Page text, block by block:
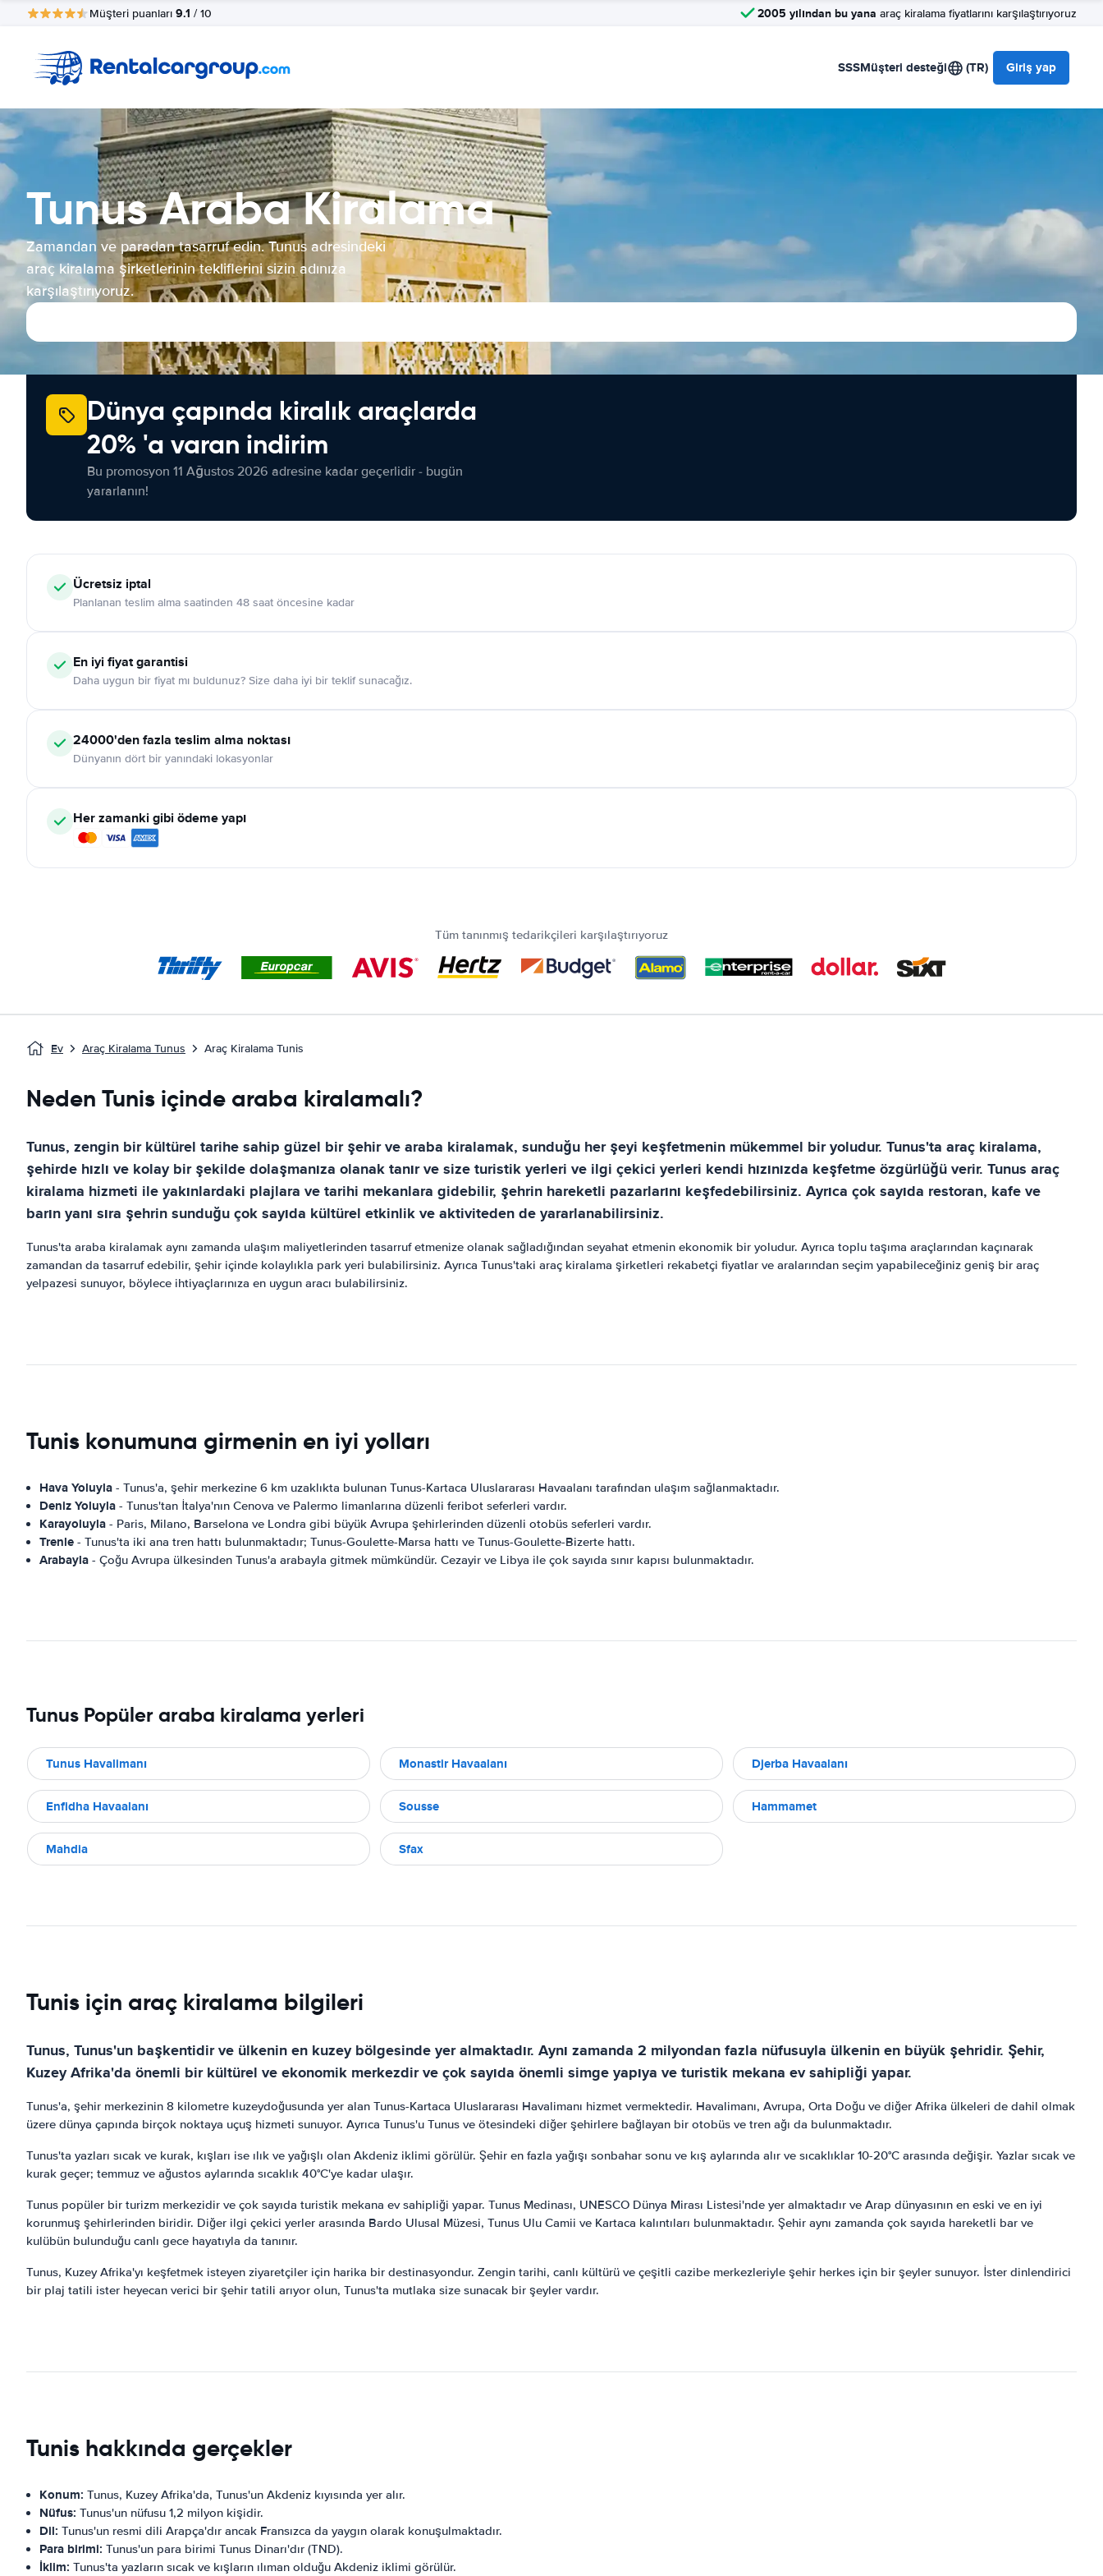
Müşteri puanları 9.1 / 10 2005 yılından bu yana araç kiralama fiyatlarını karşılaştırıyoruz
SSSMüşteri desteği (TR) Giriş yap
Tunus Araba Kiralama
Zamandan ve paradan tasarruf edin. Tunus adresindeki
araç kiralama şirketlerinin tekliflerini sizin adınıza
karşılaştırıyoruz.
Dünya çapında kiralık araçlarda
20% 'a varan indirim
Bu promosyon 11 Ağustos 2026 adresine kadar geçerlidir - bugün
yararlanın!
Ücretsiz iptal
Planlanan teslim alma saatinden 48 saat öncesine kadar
En iyi fiyat garantisi
Daha uygun bir fiyat mı buldunuz? Size daha iyi bir teklif sunacağız.
24000'den fazla teslim alma noktası
Dünyanın dört bir yanındaki lokasyonlar
Her zamanki gibi ödeme yapı
Tüm tanınmış tedarikçileri karşılaştırıyoruz
Ev Araç Kiralama Tunus Araç Kiralama Tunis
Neden Tunis içinde araba kiralamalı?
Tunus, zengin bir kültürel tarihe sahip güzel bir şehir ve araba kiralamak, sunduğu her şeyi keşfetmenin mükemmel bir yoludur. Tunus'ta araç kiralama,
şehirde hızlı ve kolay bir şekilde dolaşmanıza olanak tanır ve size turistik yerleri ve ilgi çekici yerleri kendi hızınızda keşfetme özgürlüğü verir. Tunus araç
kiralama hizmeti ile yakınlardaki plajlara ve tarihi mekanlara gidebilir, şehrin hareketli pazarlarını keşfedebilirsiniz. Ayrıca çok sayıda restoran, kafe ve
barın yanı sıra şehrin sunduğu çok sayıda kültürel etkinlik ve aktiviteden de yararlanabilirsiniz.
Tunus'ta araba kiralamak aynı zamanda ulaşım maliyetlerinden tasarruf etmenize olanak sağladığından seyahat etmenin ekonomik bir yoludur. Ayrıca toplu taşıma araçlarından kaçınarak
zamandan da tasarruf edebilir, şehir içinde kolaylıkla park yeri bulabilirsiniz. Ayrıca Tunus'taki araç kiralama şirketleri rekabetçi fiyatlar ve aralarından seçim yapabileceğiniz geniş bir araç
yelpazesi sunuyor, böylece ihtiyaçlarınıza en uygun aracı bulabilirsiniz.
Tunis konumuna girmenin en iyi yolları
Hava Yoluyla - Tunus'a, şehir merkezine 6 km uzaklıkta bulunan Tunus-Kartaca Uluslararası Havaalanı tarafından ulaşım sağlanmaktadır.
Deniz Yoluyla - Tunus'tan İtalya'nın Cenova ve Palermo limanlarına düzenli feribot seferleri vardır.
Karayoluyla - Paris, Milano, Barselona ve Londra gibi büyük Avrupa şehirlerinden düzenli otobüs seferleri vardır.
Trenle - Tunus'ta iki ana tren hattı bulunmaktadır; Tunus-Goulette-Marsa hattı ve Tunus-Goulette-Bizerte hattı.
Arabayla - Çoğu Avrupa ülkesinden Tunus'a arabayla gitmek mümkündür. Cezayir ve Libya ile çok sayıda sınır kapısı bulunmaktadır.
Tunus Popüler araba kiralama yerleri
Tunus Havalimanı Monastir Havaalanı Djerba Havaalanı
Enfidha Havaalanı Sousse Hammamet
Mahdia Sfax
Tunis için araç kiralama bilgileri
Tunus, Tunus'un başkentidir ve ülkenin en kuzey bölgesinde yer almaktadır. Aynı zamanda 2 milyondan fazla nüfusuyla ülkenin en büyük şehridir. Şehir,
Kuzey Afrika'da önemli bir kültürel ve ekonomik merkezdir ve çok sayıda önemli simge yapıya ve turistik mekana ev sahipliği yapar.
Tunus'a, şehir merkezinin 8 kilometre kuzeydoğusunda yer alan Tunus-Kartaca Uluslararası Havalimanı hizmet vermektedir. Havalimanı, Avrupa, Orta Doğu ve diğer Afrika ülkeleri de dahil olmak
üzere dünya çapında birçok noktaya uçuş hizmeti sunuyor. Ayrıca Tunus'u Tunus ve ötesindeki diğer şehirlere bağlayan bir otobüs ve tren ağı da bulunmaktadır.
Tunus'ta yazları sıcak ve kurak, kışları ise ılık ve yağışlı olan Akdeniz iklimi görülür. Şehir en fazla yağışı sonbahar sonu ve kış aylarında alır ve sıcaklıklar 10-20°C arasında değişir. Yazlar sıcak ve
kurak geçer; temmuz ve ağustos aylarında sıcaklık 40°C'ye kadar ulaşır.
Tunus popüler bir turizm merkezidir ve çok sayıda turistik mekana ev sahipliği yapar. Tunus Medinası, UNESCO Dünya Mirası Listesi'nde yer almaktadır ve Arap dünyasının en eski ve en iyi
korunmuş şehirlerinden biridir. Diğer ilgi çekici yerler arasında Bardo Ulusal Müzesi, Tunus Ulu Camii ve Kartaca kalıntıları bulunmaktadır. Şehir aynı zamanda çok sayıda hareketli bar ve
kulübün bulunduğu canlı gece hayatıyla da tanınır.
Tunus, Kuzey Afrika'yı keşfetmek isteyen ziyaretçiler için harika bir destinasyondur. Zengin tarihi, canlı kültürü ve çeşitli cazibe merkezleriyle şehir herkes için bir şeyler sunuyor. İster dinlendirici
bir plaj tatili ister heyecan verici bir şehir tatili arıyor olun, Tunus'ta mutlaka size sunacak bir şeyler vardır.
Tunis hakkında gerçekler
Konum: Tunus, Kuzey Afrika'da, Tunus'un Akdeniz kıyısında yer alır.
Nüfus: Tunus'un nüfusu 1,2 milyon kişidir.
Dil: Tunus'un resmi dili Arapça'dır ancak Fransızca da yaygın olarak konuşulmaktadır.
Para birimi: Tunus'un para birimi Tunus Dinarı'dır (TND).
İklim: Tunus'ta yazların sıcak ve kışların ılıman olduğu Akdeniz iklimi görülür.